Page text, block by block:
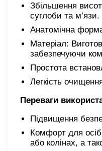
Збільшення
суглоби та м’язи.
Анатомічна
Матеріал:
забезпечуючи
Простота
Легкість
Переваги
Підвищення
Комфорт для
або колінах, а